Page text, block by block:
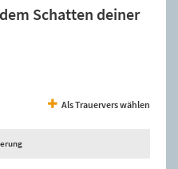
Schatten deiner
Als Trauervers wählen